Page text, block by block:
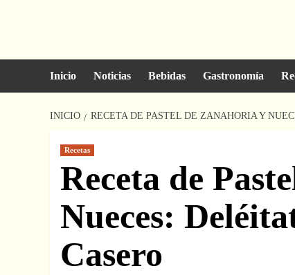
Inicio Noticias Bebidas Gastronomía
INICIO RECETA DE PASTEL DE ZANAHORIA Y
Recetas
Receta de
Nueces:
Casero